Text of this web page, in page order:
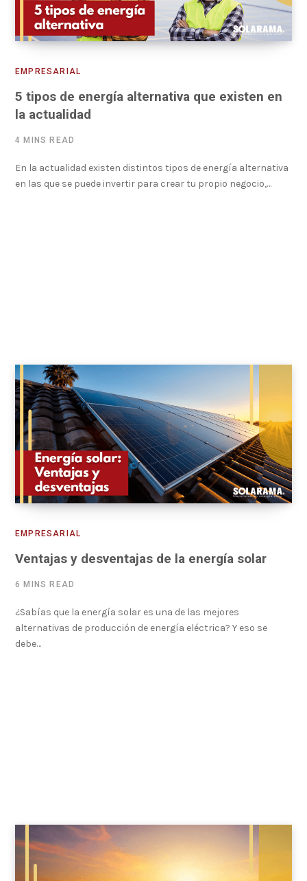
EMPRESARIAL
5 tipos de energía alternativa que existen en
la actualidad
4 MINS READ
En la actualidad existen distintos tipos de energía alternativa
en las que se puede invertir para crear tu propio negocio,…
EMPRESARIAL
Ventajas y desventajas de la energía solar
6 MINS READ
¿Sabías que la energía solar es una de las mejores
alternativas de producción de energía eléctrica? Y eso se
debe…